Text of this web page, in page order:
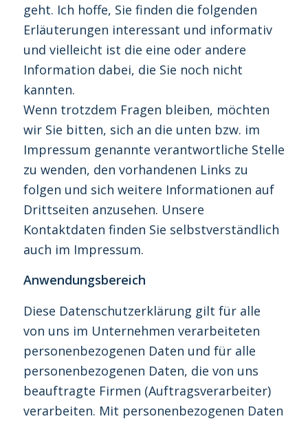
geht. Ich hoffe, Sie finden die folgenden
Erläuterungen interessant und informativ
und vielleicht ist die eine oder andere
Information dabei, die Sie noch nicht
kannten.
Wenn trotzdem Fragen bleiben, möchten
wir Sie bitten, sich an die unten bzw. im
Impressum genannte verantwortliche Stelle
zu wenden, den vorhandenen Links zu
folgen und sich weitere Informationen auf
Drittseiten anzusehen. Unsere
Kontaktdaten finden Sie selbstverständlich
auch im Impressum.
Anwendungsbereich
Diese Datenschutzerklärung gilt für alle
von uns im Unternehmen verarbeiteten
personenbezogenen Daten und für alle
personenbezogenen Daten, die von uns
beauftragte Firmen (Auftragsverarbeiter)
verarbeiten. Mit personenbezogenen Daten